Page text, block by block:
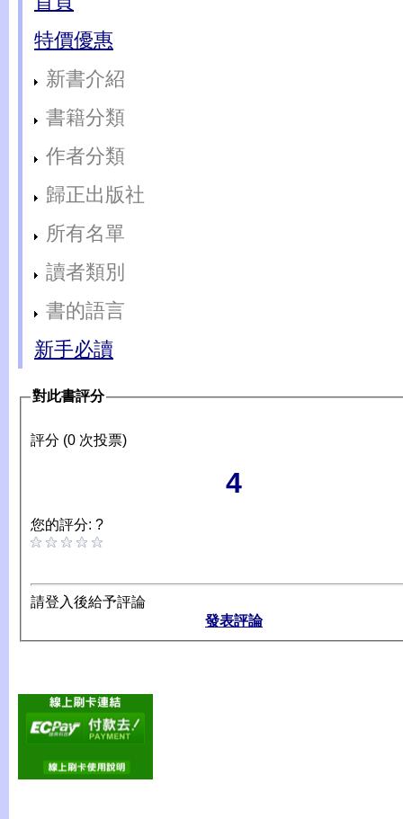
特價優惠
新書介紹
書籍分類
作者分類
歸正出版社
所有名單
讀者類別
書的語言
新手必讀
對此書評分
評分 (0 次投票)
4
您的評分: ?
請登入後給予評論
發表評論